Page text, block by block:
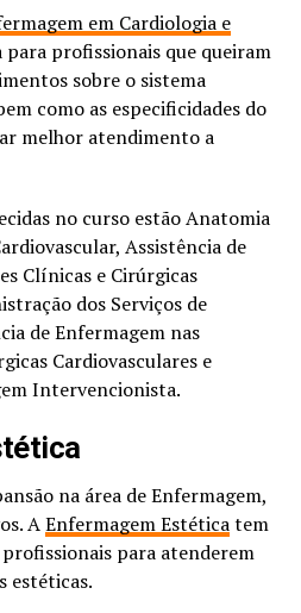
em Cardiologia e
profissionais que queiram
sobre o sistema
como as especificidades do
melhor atendimento a
no curso estão Anatomia
Assistência de
Clínicas e Cirúrgicas
dos Serviços de
de Enfermagem nas
Cardiovasculares e
Intervencionista.
na área de Enfermagem,
AEnfermagem Estéticatem
para atenderem
estéticas.